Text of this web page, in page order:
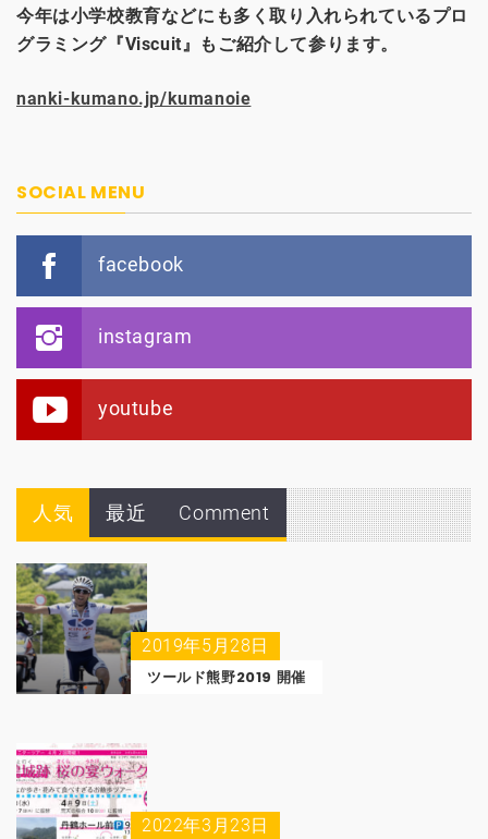
今年は小学校教育などにも多く取り入れられているプロ
グラミング『Viscuit』もご紹介して参ります。
nanki-kumano.jp/kumanoie
SOCIAL MENU
facebook
instagram
youtube
人気 最近 Comment
2019年5月28日
ツールド熊野2019 開催
2022年3月23日